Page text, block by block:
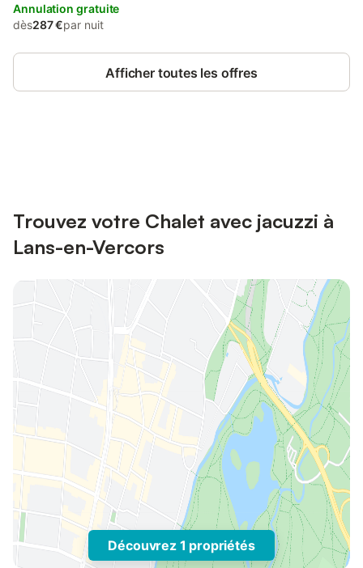
Annulation gratuite
dès287 €par nuit
Afficher toutes les offres
Trouvez votre Chalet avec jacuzzi à
Lans-en-Vercors
Découvrez 1 propriétés